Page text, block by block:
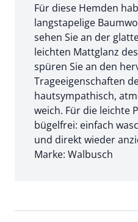
Für diese Hemden
langstapelige
sehen Sie an der
leichten Mattglanz
spüren Sie an den
Trageeigenschaften
hautsympathisch,
weich. Für die leichte
bügelfrei: einfach
und direkt wieder
Marke: Walbusch